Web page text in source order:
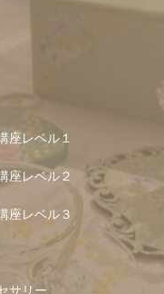
座レベル１
座レベル２
座レベル３
サリー